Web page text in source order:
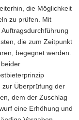
die Möglichkeit
zu prüfen. Mit
die zum Zeitpunkt
begegnet werden.
zur Überprüfung der
dem der Zuschlag
eine Erhöhung und